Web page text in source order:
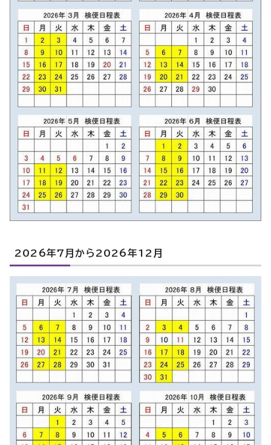
2026年7月から2026年12月